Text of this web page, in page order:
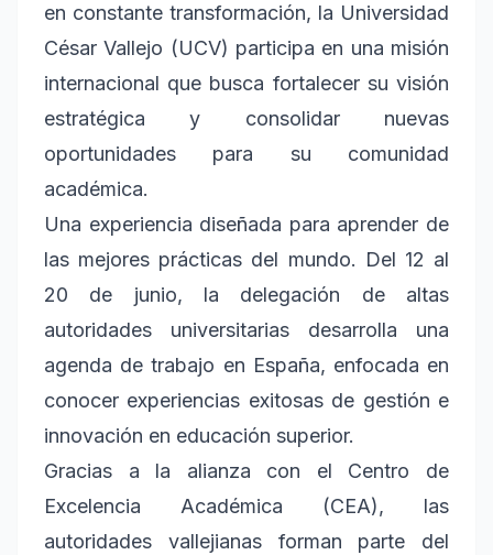
en constante transformación, la Universidad
César Vallejo (UCV) participa en una misión
internacional que busca fortalecer su visión
estratégica y consolidar nuevas
oportunidades para su comunidad
académica.
Una experiencia diseñada para aprender de
las mejores prácticas del mundo. Del 12 al
20 de junio, la delegación de altas
autoridades universitarias desarrolla una
agenda de trabajo en España, enfocada en
conocer experiencias exitosas de gestión e
innovación en educación superior.
Gracias a la alianza con el Centro de
Excelencia Académica (CEA), las
autoridades vallejianas forman parte del